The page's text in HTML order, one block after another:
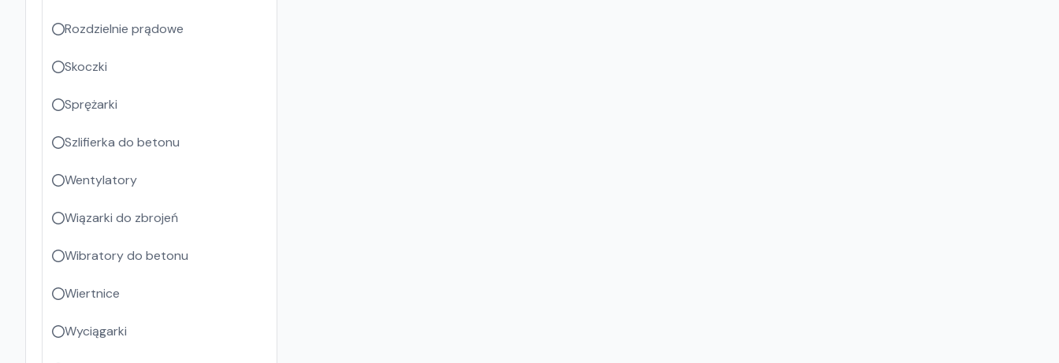
Rozdzielnie prądowe
Skoczki
Sprężarki
Szlifierka do betonu
Wentylatory
Wiązarki do zbrojeń
Wibratory do betonu
Wiertnice
Wyciągarki